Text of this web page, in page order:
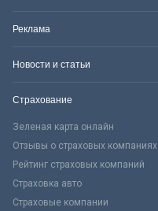
Реклама
Новости и статьи
Страхование
Зеленая карта онлайн
Отзывы о страховых компаниях
Рейтинг страховых компаний
Страховка авто
Страховые компании